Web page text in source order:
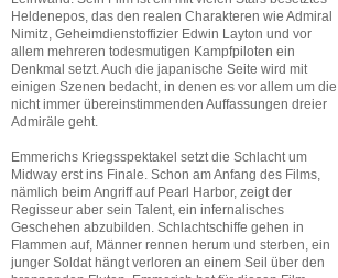
Heldenepos, das den realen Charakteren wie Admiral
Nimitz, Geheimdienstoffizier Edwin Layton und vor
allem mehreren todesmutigen Kampfpiloten ein
Denkmal setzt. Auch die japanische Seite wird mit
einigen Szenen bedacht, in denen es vor allem um die
nicht immer übereinstimmenden Auffassungen dreier
Admiräle geht.
Emmerichs Kriegsspektakel setzt die Schlacht um
Midway erst ins Finale. Schon am Anfang des Films,
nämlich beim Angriff auf Pearl Harbor, zeigt der
Regisseur aber sein Talent, ein infernalisches
Geschehen abzubilden. Schlachtschiffe gehen in
Flammen auf, Männer rennen herum und sterben, ein
junger Soldat hängt verloren an einem Seil über den